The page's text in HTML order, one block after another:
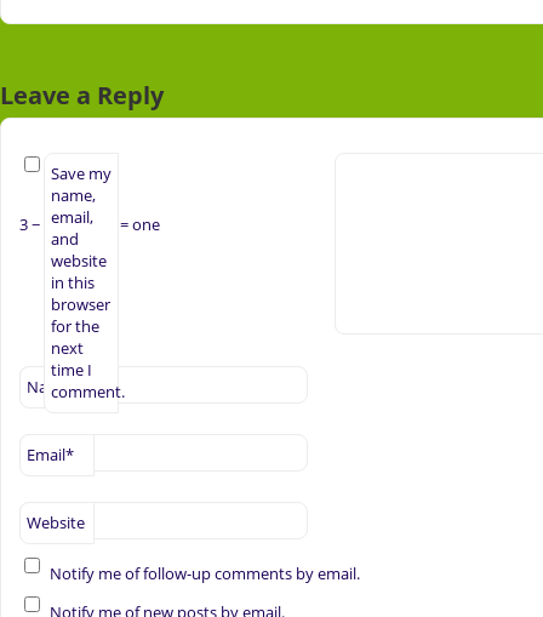
Leave a Reply
Name*
Email*
Website
Save my
name,
email,
and
website
in this
browser
for the
next
time I
comment.
3 − = one
Notify me of follow-up comments by email.
Notify me of new posts by email.